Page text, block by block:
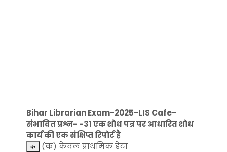
Bihar Librarian Exam-2025-LIS Cafe-
संभावित प्रश्न- -31 एक शोध पत्र पर आधारित शोध
कार्य की एक संक्षिप्त रिपोर्ट है
(क) केवल प्राथमिक डेटा